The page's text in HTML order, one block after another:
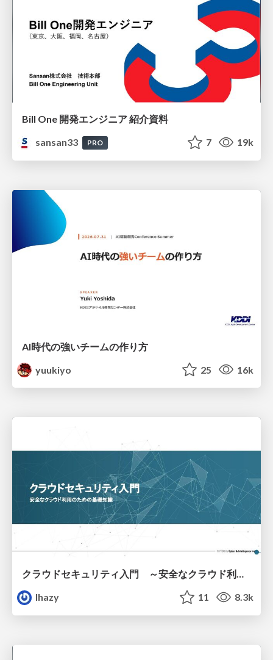
Bill One 開発エンジニア 紹介資料
sansan33
PRO 7 19k
AI時代の強いチームの作り方
yuukiyo
25 16k
クラウドセキュリティ入門 ～安全なクラウド利用のための基礎知識～
lhazy
11 8.3k